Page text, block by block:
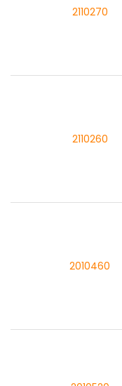
2110270
2110260
2010460